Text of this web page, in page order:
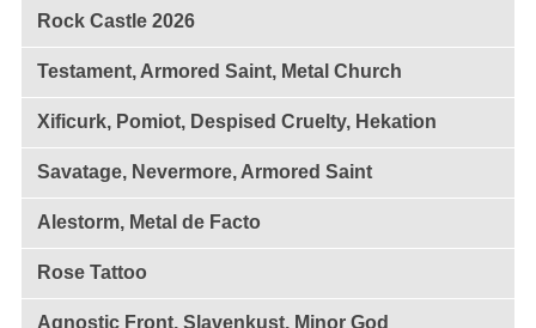
Rock Castle 2026
Testament, Armored Saint, Metal Church
Xificurk, Pomiot, Despised Cruelty, Hekation
Savatage, Nevermore, Armored Saint
Alestorm, Metal de Facto
Rose Tattoo
Agnostic Front, Slavenkust, Minor God